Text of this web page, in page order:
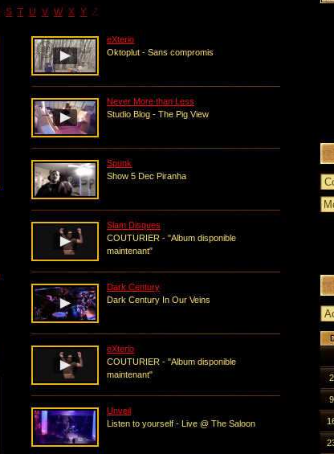
S T U V W X Y Z
eXterio
Oktoplut - Sans compromis
Never More than Less
Studio Blog - The Pig View
Spunk
Show 5 Dec Piranha
Slam Disques
COUTURIER - "Album disponible
maintenant"
Dark Century
Dark Century In Our Veins
eXterio
COUTURIER - "Album disponible
maintenant"
Unveil
Listen to yourself - Live @ The Saloon
2
9